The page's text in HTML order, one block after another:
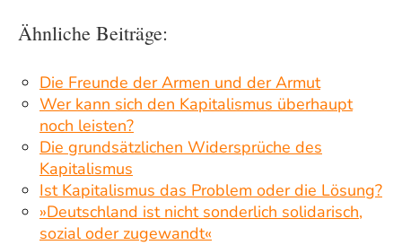
Ähnliche Beiträge:
Die Freunde der Armen und der Armut
Wer kann sich den Kapitalismus überhaupt
noch leisten?
Die grundsätzlichen Widersprüche des
Kapitalismus
Ist Kapitalismus das Problem oder die Lösung?
»Deutschland ist nicht sonderlich solidarisch,
sozial oder zugewandt«